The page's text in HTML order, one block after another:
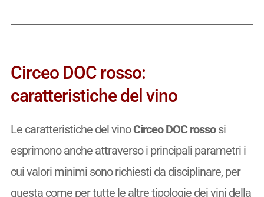
Circeo DOC rosso:
caratteristiche del vino
Le caratteristiche del vinoCirceo DOC rossosi
esprimono anche attraverso i principali parametri i
cui valori minimi sono richiesti da disciplinare, per
questa come per tutte le altre tipologie dei vini della